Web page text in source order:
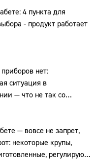
4 пункта для
- продукт работает
нет:
ситуация в
— что не так со
для диабетиков
— вовсе не запрет,
некоторые крупы,
регулируют